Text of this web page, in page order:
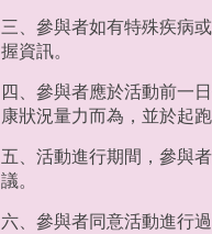
三、參與者如有特殊疾病
握資訊。
四、參與者應於活動前一
康狀況量力而為，並於起
五、活動進行期間，參與
議。
六、參與者同意活動進行